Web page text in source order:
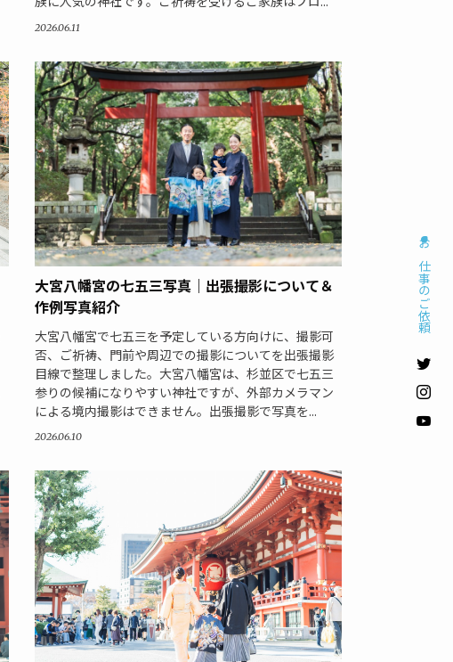
お仕事のご依頼
2026.06.11
大宮八幡宮の七五三写真｜出張撮影について＆
作例写真紹介
大宮八幡宮で七五三を予定している方向けに、撮影可
否、ご祈祷、門前や周辺での撮影についてを出張撮影
目線で整理しました。大宮八幡宮は、杉並区で七五三
参りの候補になりやすい神社ですが、外部カメラマン
による境内撮影はできません。出張撮影で写真を...
2026.06.10